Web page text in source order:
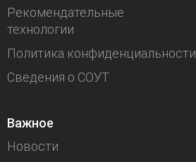
Рекомендательные
технологии
Политика конфиденциальности
Сведения о СОУТ
Важное
Новости